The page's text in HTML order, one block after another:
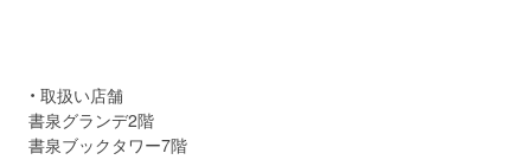
・ 取扱い店舗
書泉グランデ2階
書泉ブックタワー7階